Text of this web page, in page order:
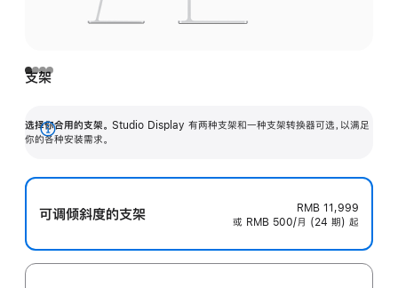
支架
选择你合用的支架。 Studio Display 有两种支架和一种支架转换器可选，以满足
你的各种安装需求。
展
可调倾斜度的支架
RMB 11,999
或 RMB 500/月 (24 期) 起